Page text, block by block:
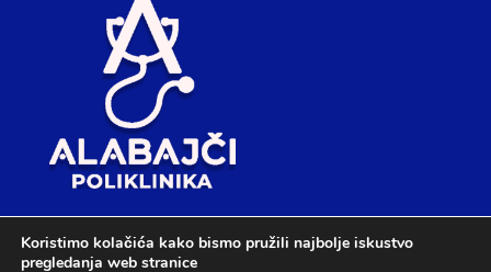
Koristimo kolačića kako bismo pružili najbolje iskustvo
pregledanja web stranice